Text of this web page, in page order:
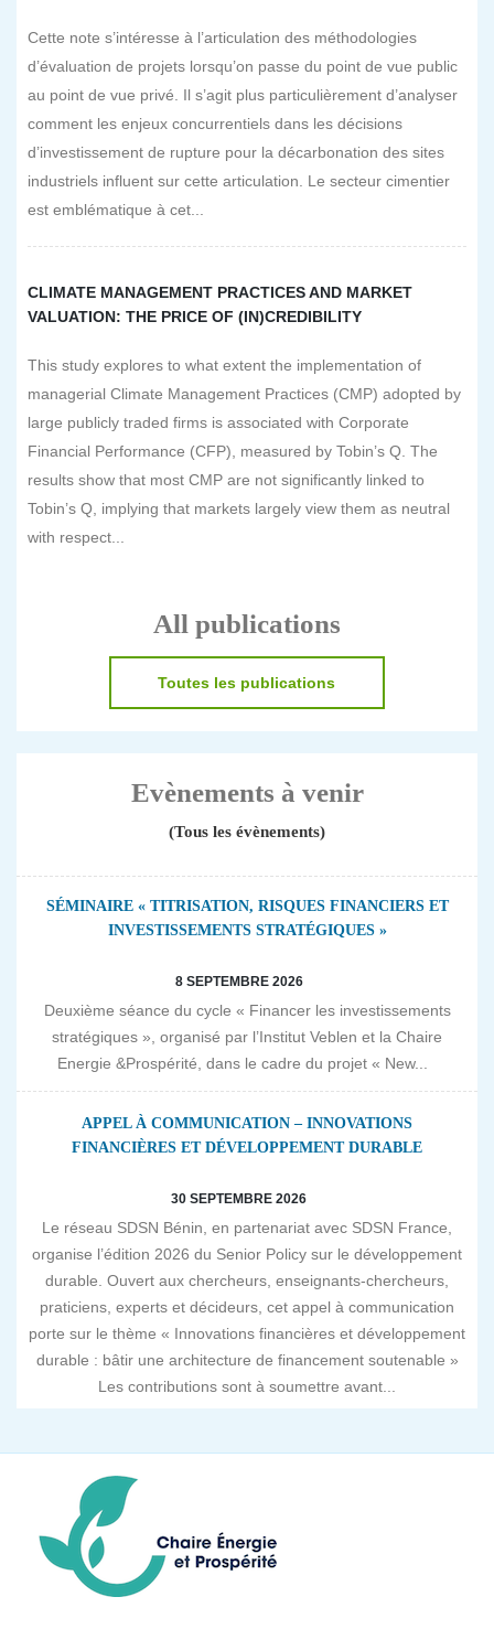
Cette note s’intéresse à l’articulation des méthodologies
d’évaluation de projets lorsqu’on passe du point de vue public
au point de vue privé. Il s’agit plus particulièrement d’analyser
comment les enjeux concurrentiels dans les décisions
d’investissement de rupture pour la décarbonation des sites
industriels influent sur cette articulation. Le secteur cimentier
est emblématique à cet...
CLIMATE MANAGEMENT PRACTICES AND MARKET
VALUATION: THE PRICE OF (IN)CREDIBILITY
This study explores to what extent the implementation of
managerial Climate Management Practices (CMP) adopted by
large publicly traded firms is associated with Corporate
Financial Performance (CFP), measured by Tobin’s Q. The
results show that most CMP are not significantly linked to
Tobin’s Q, implying that markets largely view them as neutral
with respect...
All publications
Toutes les publications
Evènements à venir
(Tous les évènements)
SÉMINAIRE « TITRISATION, RISQUES FINANCIERS ET
INVESTISSEMENTS STRATÉGIQUES »
8 SEPTEMBRE 2026
Deuxième séance du cycle « Financer les investissements
stratégiques », organisé par l’Institut Veblen et la Chaire
Energie &Prospérité, dans le cadre du projet « New...
APPEL À COMMUNICATION – INNOVATIONS
FINANCIÈRES ET DÉVELOPPEMENT DURABLE
30 SEPTEMBRE 2026
Le réseau SDSN Bénin, en partenariat avec SDSN France,
organise l’édition 2026 du Senior Policy sur le développement
durable. Ouvert aux chercheurs, enseignants-chercheurs,
praticiens, experts et décideurs, cet appel à communication
porte sur le thème « Innovations financières et développement
durable : bâtir une architecture de financement soutenable »
Les contributions sont à soumettre avant...